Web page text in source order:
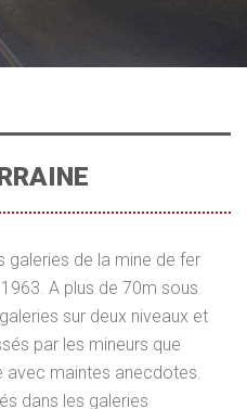
galeries de la mine de fer
A plus de 70m sous
sur deux niveaux et
par les mineurs que
avec maintes anecdotes.
dans les galeries